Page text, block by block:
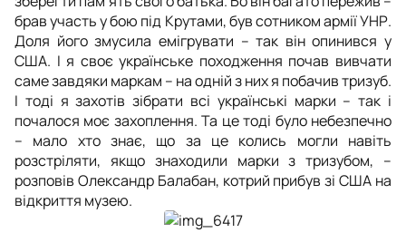
брав участь у бою під Крутами, був сотником армії УНР.
Доля його змусила емігрувати – так він опинився у
США. І я своє українське походження почав вивчати
саме завдяки маркам – на одній з них я побачив тризуб.
І тоді я захотів зібрати всі українські марки – так і
почалося моє захоплення. Та це тоді було небезпечно
– мало хто знає, що за це колись могли навіть
розстріляти, якщо знаходили марки з тризубом, –
розповів Олександр Балабан, котрий прибув зі США на
відкриття музею.